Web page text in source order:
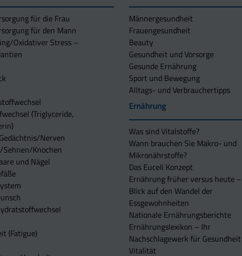
für die Frau
für den Mann
Oxidativer Stress –
(Triglyceride,
Nerven
Sehnen/Knochen
und Nägel
(Fatigue)
Männergesundheit
Frauengesundheit
Beauty
Gesundheit und Vorsorge
Gesunde Ernährung
Sport und Bewegung
Alltags- und Verbrauchertipps
Ernährung
Was sind Vitalstoffe?
Wann brauchen Sie Makro- und
Mikronährstoffe?
Das Eucell Konzept
Ernährung früher versus heute
Blick auf den Wandel der
Essgewohnheiten
Nationale Ernährungsberichte
Ernährungslexikon – Ihr
Nachschlagewerk für
Vitalität